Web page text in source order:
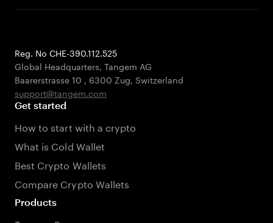
Reg. No CHE-390.112.525
Global Headquarters, Tangem AG
Baarerstrasse 10 , 6300 Zug, Switzerland
support@tangem.com
Get started
How to start with a crypto
What is Cold Wallet
Best Crypto Wallets
Compare Crypto Wallets
Products